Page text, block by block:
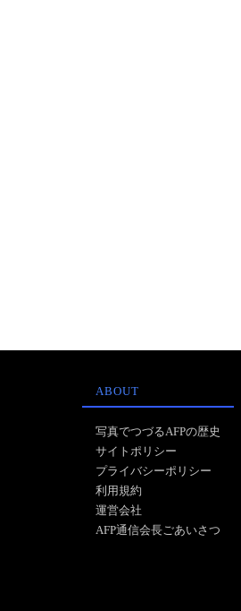
ABOUT
写真でつづるAFPの歴史
サイトポリシー
プライバシーポリシー
利用規約
運営会社
AFP通信会長ごあいさつ